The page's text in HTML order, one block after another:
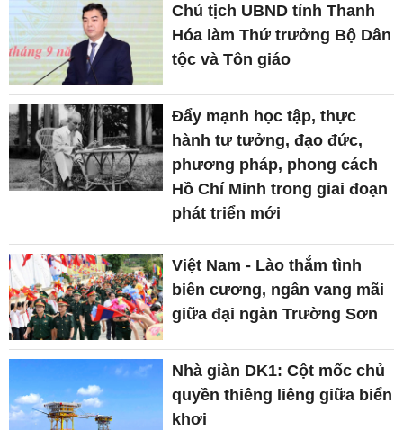
Chủ tịch UBND tỉnh Thanh
Hóa làm Thứ trưởng Bộ Dân
tộc và Tôn giáo
Đẩy mạnh học tập, thực
hành tư tưởng, đạo đức,
phương pháp, phong cách
Hồ Chí Minh trong giai đoạn
phát triển mới
Việt Nam - Lào thắm tình
biên cương, ngân vang mãi
giữa đại ngàn Trường Sơn
Nhà giàn DK1: Cột mốc chủ
quyền thiêng liêng giữa biển
khơi